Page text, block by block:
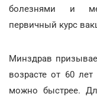
болезнями и
первичный курс
Минздрав
возрасте от 60
можно быстрее.